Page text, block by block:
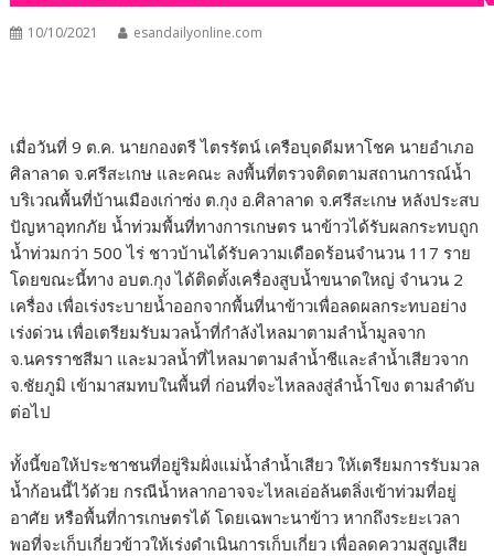
10/10/2021 esandailyonline.com
เมื่อวันที่ 9 ต.ค. นายกองตรี ไตรรัตน์ เครือบุดดีมหาโชค นายอำเภอ
ศิลาลาด จ.ศรีสะเกษ และคณะ ลงพื้นที่ตรวจติดตามสถานการณ์น้ำ
บริเวณพื้นที่บ้านเมืองเก่าซ่ง ต.กุง อ.ศิลาลาด จ.ศรีสะเกษ หลังประสบ
ปัญหาอุทกภัย น้ำท่วมพื้นที่ทางการเกษตร นาข้าวได้รับผลกระทบถูก
น้ำท่วมกว่า 500 ไร่ ชาวบ้านได้รับความเดือดร้อนจำนวน 117 ราย
โดยขณะนี้ทาง อบต.กุง ได้ติดตั้งเครื่องสูบน้ำขนาดใหญ่ จำนวน 2
เครื่อง เพื่อเร่งระบายน้ำออกจากพื้นที่นาข้าวเพื่อลดผลกระทบอย่าง
เร่งด่วน เพื่อเตรียมรับมวลน้ำที่กำลังไหลมาตามลำน้ำมูลจาก
จ.นครราชสีมา และมวลน้ำที่ไหลมาตามลำน้ำชีและลำน้ำเสียวจาก
จ.ชัยภูมิ เข้ามาสมทบในพื้นที่ ก่อนที่จะไหลลงสู่ลำน้ำโขง ตามลำดับ
ต่อไป
ทั้งนี้ขอให้ประชาชนที่อยู่ริมฝั่งแม่น้ำลำน้ำเสียว ให้เตรียมการรับมวล
น้ำก้อนนี้ไว้ด้วย กรณีน้ำหลากอาจจะไหลเอ่อล้นตลิ่งเข้าท่วมที่อยู่
อาศัย หรือพื้นที่การเกษตรได้ โดยเฉพาะนาข้าว หากถึงระยะเวลา
พอที่จะเก็บเกี่ยวข้าวให้เร่งดำเนินการเก็บเกี่ยว เพื่อลดความสูญเสีย